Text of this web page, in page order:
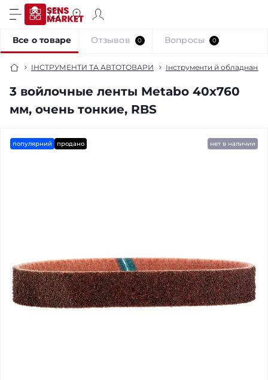
ІНСТРУМЕНТИ ТА АВТОТОВАРИ Інструменти й обладнання
3 войлочные ленты Metabo 40x760
мм, очень тонкие, RBS
Все о товаре Отзывов 0 Вопросы 0
популярний продано нет в наличии